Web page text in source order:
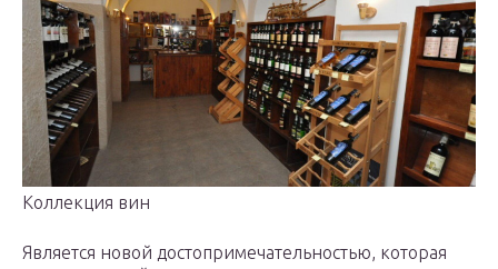
Коллекция вин
Является новой достопримечательностью, которая